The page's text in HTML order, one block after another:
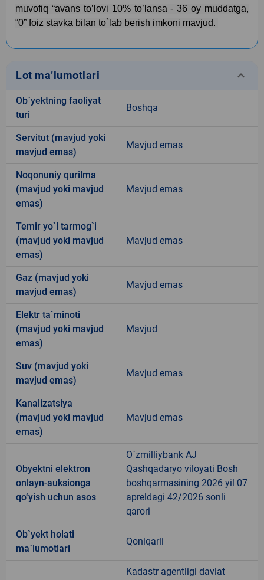
muvofiq “avans to’lovi 10% to’lansa - 36 oy muddatga,
“0” foiz stavka bilan to`lab berish imkoni mavjud.
Lot ma’lumotlari keyboard_arrow_down
Ob`yektning faoliyat
turi
Boshqa
Servitut (mavjud yoki
mavjud emas)
Mavjud emas
Noqonuniy qurilma
(mavjud yoki mavjud
emas)
Mavjud emas
Temir yo`l tarmog`i
(mavjud yoki mavjud
emas)
Mavjud emas
Gaz (mavjud yoki
mavjud emas)
Mavjud emas
Elektr ta`minoti
(mavjud yoki mavjud
emas)
Mavjud
Suv (mavjud yoki
mavjud emas)
Mavjud emas
Kanalizatsiya
(mavjud yoki mavjud
emas)
Mavjud emas
Obyektni elektron
onlayn-auksionga
qo‘yish uchun asos
O`zmilliybank AJ
Qashqadaryo viloyati Bosh
boshqarmasining 2026 yil 07
apreldagi 42/2026 sonli
qarori
Ob`yekt holati
ma`lumotlari
Qoniqarli
Kadastr agentligi davlat